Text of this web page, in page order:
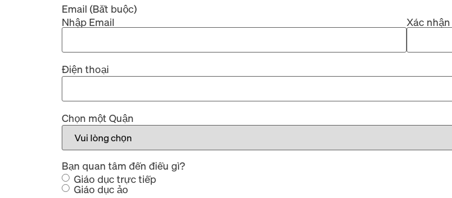
Email (Bắt buộc)
Nhập Email
Xác
Điện thoại
Chọn một Quận
Bạn quan tâm đến điều gì?
Giáo dục trực tiếp
Giáo dục ảo​